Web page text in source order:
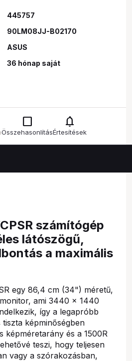
445757
90LM08JJ-B02170
ASUS
36 hónap saját
check_box_outline_blank
Összehasonlítás
notifications
Értesítések
számítógép
látószögű,
a maximális
egy 86,4 cm (34") méretű,
ami 3440 x 1440
így a legapróbb
tiszta képminőségben
képméretarány és a 1500R
teszi, hogy teljesen
vagy a szórakozásban,